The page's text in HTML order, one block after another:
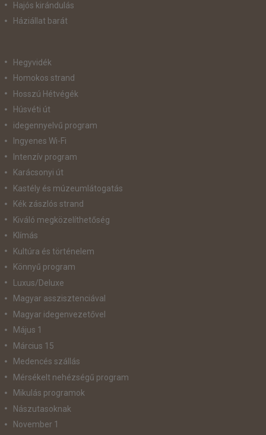
Hajós kirándulás
Háziállat barát
Hegyvidék
Homokos strand
Hosszú Hétvégék
Húsvéti út
idegennyelvű program
Ingyenes Wi-Fi
Intenzív program
Karácsonyi út
Kastély és múzeumlátogatás
Kék zászlós strand
Kiváló megközelíthetőség
Klímás
Kultúra és történelem
Könnyű program
Luxus/Deluxe
Magyar asszisztenciával
Magyar idegenvezetővel
Május 1
Március 15
Medencés szállás
Mérsékelt nehézségű program
Mikulás programok
Nászutasoknak
November 1